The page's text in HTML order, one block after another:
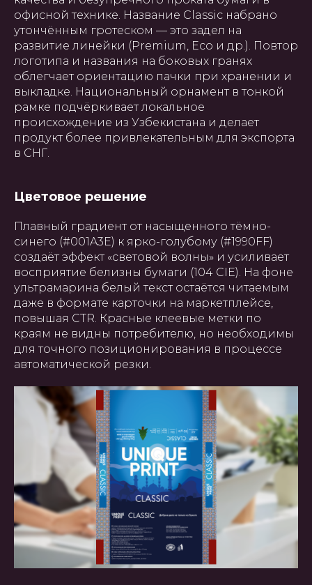
офисной технике. Название Classic набрано
утончённым гротеском — это задел на
развитие линейки (Premium, Eco и др.). Повтор
логотипа и названия на боковых гранях
облегчает ориентацию пачки при хранении и
выкладке. Национальный орнамент в тонкой
рамке подчёркивает локальное
происхождение из Узбекистана и делает
продукт более привлекательным для экспорта
в СНГ.
Цветовое решение
Плавный градиент от насыщенного тёмно-
синего (#001A3E) к ярко-голубому (#1990FF)
создаёт эффект «световой волны» и усиливает
восприятие белизны бумаги (104 CIE). На фоне
ультрамарина белый текст остаётся читаемым
даже в формате карточки на маркетплейсе,
повышая CTR. Красные клеевые метки по
краям не видны потребителю, но необходимы
для точного позиционирования в процессе
автоматической резки.